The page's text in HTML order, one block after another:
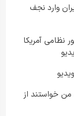
وارد نجف
نظامی آمریکا
من خواستند از